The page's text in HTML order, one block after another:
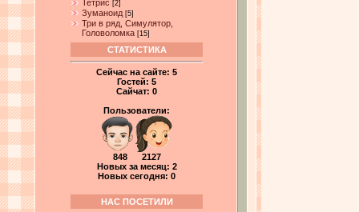
Тетрис [2]
Зуманоид [5]
Три в ряд, Симулятор,
Головоломка [15]
СТАТИСТИКА
Сейчас на сайте: 5
Гостей: 5
Сайчат: 0
Пользователи:
848 2127
Новых за месяц: 2
Новых сегодня: 0
НАС ПОСЕТИЛИ